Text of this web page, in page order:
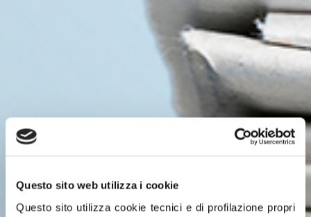
Questo sito web utilizza i cookie
Questo sito utilizza cookie tecnici e di profilazione propri